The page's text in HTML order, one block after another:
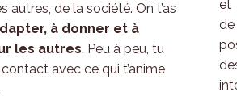
autres, de la société. On t’as
à donner et à
les autres. Peu à peu, tu
avec ce qui t’anime
et
de